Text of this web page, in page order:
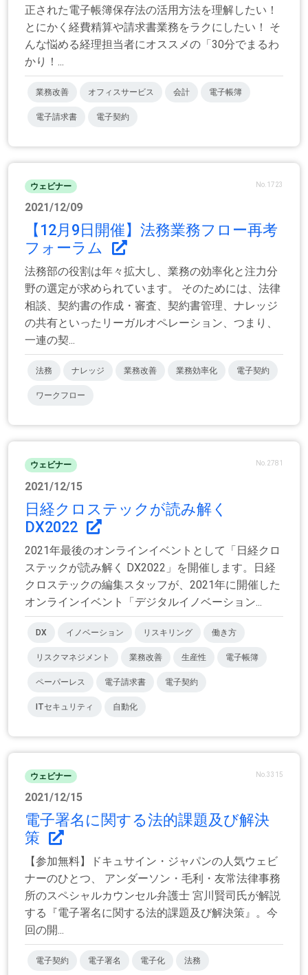
正された電子帳簿保存法の活用方法を理解したい！
とにかく経費精算や請求書業務をラクにしたい！ そ
んな悩める経理担当者にオススメの「30分でまるわ
かり！...
業務改善 オフィスサービス 会計 電子帳簿
電子請求書 電子契約
ウェビナー No.1723
2021/12/09
【12月9日開催】法務業務フロー再考
フォーラム
法務部の役割は年々拡大し、業務の効率化と注力分
野の選定が求められています。 そのためには、法律
相談、契約書の作成・審査、契約書管理、ナレッジ
の共有といったリーガルオペレーション、つまり、
一連の契...
法務 ナレッジ 業務改善 業務効率化 電子契約
ワークフロー
ウェビナー No.2781
2021/12/15
日経クロステックが読み解く
DX2022
2021年最後のオンラインイベントとして「日経クロ
ステックが読み解く DX2022」を開催します。日経
クロステックの編集スタッフが、2021年に開催した
オンラインイベント「デジタルイノベーション...
DX イノベーション リスキリング 働き方
リスクマネジメント 業務改善 生産性 電子帳簿
ペーパーレス 電子請求書 電子契約
ITセキュリティ 自動化
ウェビナー No.3315
2021/12/15
電子署名に関する法的課題及び解決
策
【参加無料】ドキュサイン・ジャパンの人気ウェビ
ナーのひとつ、 アンダーソン・毛利・友常法律事務
所のスペシャルカウンセル弁護士 宮川賢司氏が解説
する『電子署名に関する法的課題及び解決策』。今
回の開...
電子契約 電子署名 電子化 法務